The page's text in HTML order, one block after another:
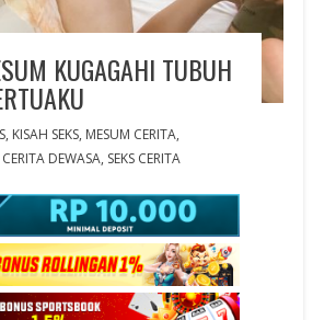
KUGAGAHI TUBUH
, KISAH SEKS, MESUM CERITA,
DEWASA, SEKS CERITA